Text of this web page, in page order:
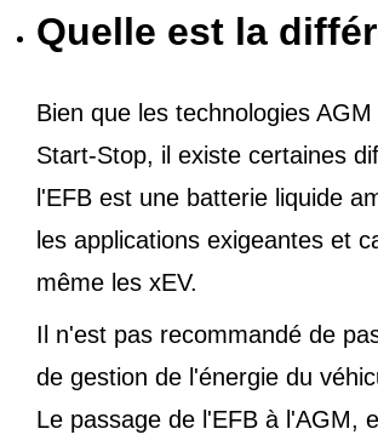
Quelle est la
Bien que les technologies
Start-Stop, il existe certaines
l'EFB est une batterie liquide
les applications exigeantes et
même les xEV.
Il n'est pas recommandé de
de gestion de l'énergie du
Le passage de l'EFB à l'AGM,